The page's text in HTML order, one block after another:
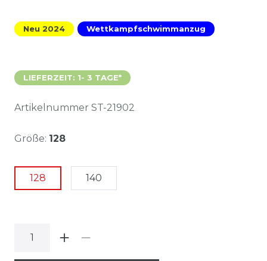
Neu 2024 Wettkampfschwimmanzug
LIEFERZEIT: 1- 3 TAGE*
Artikelnummer ST-21902
Größe: 128
128 140